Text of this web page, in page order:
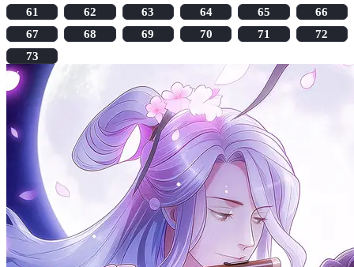
61
62 63 64 65
66
67
68 69 70 71
72
73